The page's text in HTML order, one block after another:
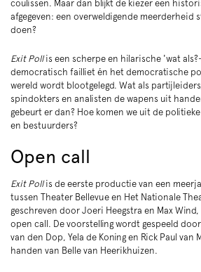
coulissen. Maar dan blijkt de kiezer een
afgegeven: een overweldigende meerderheid
doen?
Exit Pollis een scherpe en hilarische 'wat
democratisch failliet én het democratische
wereld wordt blootgelegd. Wat als
spindokters en analisten de wapens uit
gebeurt er dan? Hoe komen we uit de
en bestuurders?
Open call
Exit Pollis de eerste productie van een
tussen Theater Bellevue en Het Nationale
geschreven door Joeri Heegstra en Max
open call. De voorstelling wordt gespeeld
van den Dop, Yela de Koning en Rick Paul van
handen van Belle van Heerikhuizen.